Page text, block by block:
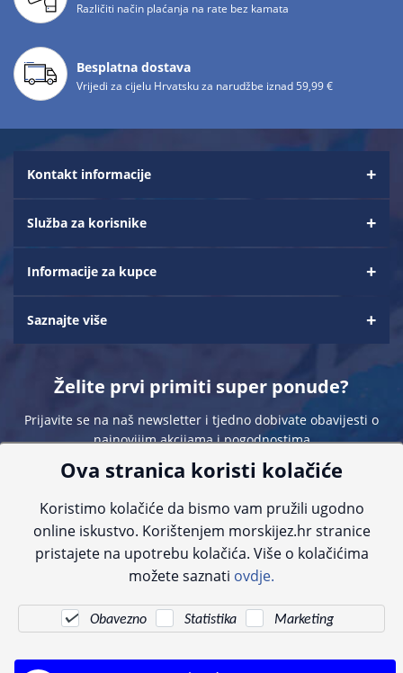
Različiti način plaćanja na rate bez kamata
Besplatna dostava
Vrijedi za cijelu Hrvatsku za narudžbe iznad 59,99 €
Kontakt informacije
Služba za korisnike
Informacije za kupce
Saznajte više
Želite prvi primiti super ponude?
Prijavite se na naš newsletter i tjedno dobivate obavijesti o
najnovijim akcijama i pogodnostima
Sve navedene cijene sadrže PDV. Pokušavamo osigurati što preciznije
informacije, ali zbog tehnoloških ograničenja ne možemo garantirati potpunu
kontaktirajte nas putem telefona:+385 23 231 761ili e-maila:info@morskijez.hr
Ova stranica koristi kolačiće
Koristimo kolačiće da bismo vam pružili ugodno
online iskustvo. Korištenjem morskijez.hr stranice
pristajete na upotrebu kolačića. Više o kolačićima
možete saznati ovdje.
Obavezno Statistika Marketing